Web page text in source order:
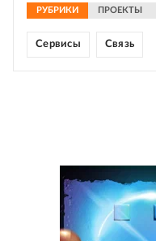
РУБРИКИ ПРОЕКТЫ
Сервисы Связь